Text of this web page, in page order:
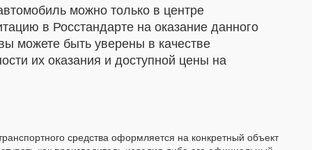
можно только в центре
в Росстандарте на оказание данного
можете быть уверены в качестве
их оказания и доступной цены на
средства оформляется на конкретный объект